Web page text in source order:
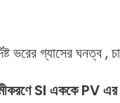
ভরের গ্যাসের ঘনত্ব ,
SI এককে PV